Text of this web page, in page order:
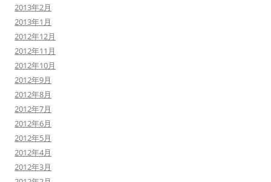
2013年2月
2013年1月
2012年12月
2012年11月
2012年10月
2012年9月
2012年8月
2012年7月
2012年6月
2012年5月
2012年4月
2012年3月